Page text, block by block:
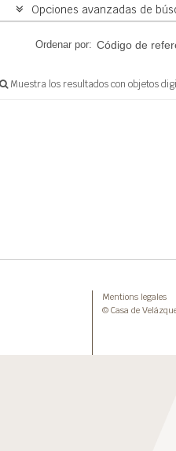
Opciones avanzadas de
Ordenar por: Código de
Muestra los resultados con objetos
Mentions legales
© Casa de